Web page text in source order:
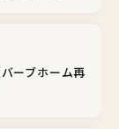
ーブホーム再